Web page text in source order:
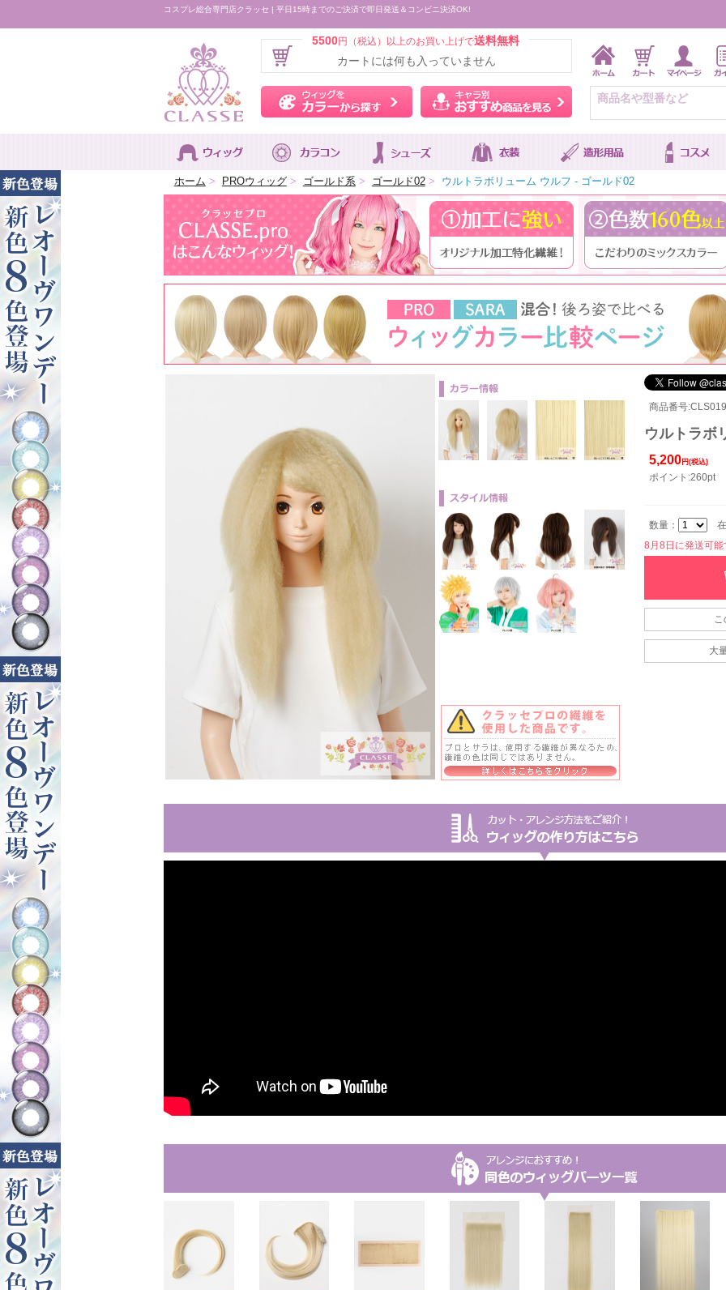
コスプレ総合専門店クラッセ | 平日15時までのご決済で即日発送＆コンビニ決済OK!
5500円（税込）以上のお買い上げで送料無料
カートには何も入っていません
ウィッグをカラーから探す キャラ別おすすめ商品を
ホーム > PROウィッグ > ゴールド系 > ゴールド02 > ウルトラボリューム ウルフ - ゴールド02
商品番号
ウルトラボ
5,200 円(税込)
ポイント:260pt
数量：
在
8月8日に発送可
大